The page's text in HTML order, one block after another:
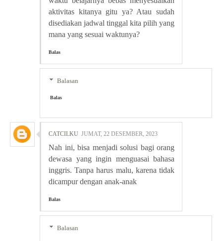
aktivitas kitanya gitu ya? Atau sudah
disediakan jadwal tinggal kita pilih yang
mana yang sesuai waktunya?
Balas
Balasan
Balas
CATCILKU JUMAT, 22 DESEMBER, 2023
Nah ini, bisa menjadi solusi bagi orang
dewasa yang ingin menguasai bahasa
inggris. Tanpa harus malu, karena tidak
dicampur dengan anak-anak
Balas
Balasan